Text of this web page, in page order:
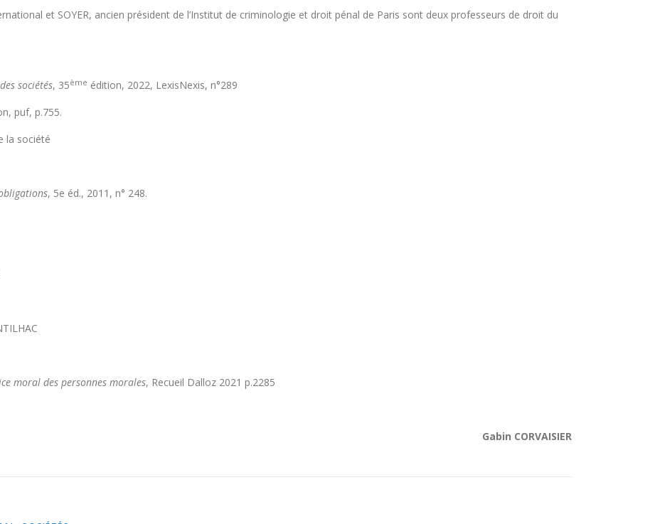
et SOYER, ancien président de l’Institut de criminologie et droit pénal de Paris sont deux professeurs de droit du
sociétés, 35ème édition, 2022, LexisNexis, n°289
puf, p.755.
la société
, 5e éd., 2011, n° 248.
moral des personnes morales, Recueil Dalloz 2021 p.2285
Gabin CORVAISIER